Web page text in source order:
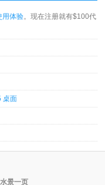
用体验。现在注册就有$100代
桌面
水景一页